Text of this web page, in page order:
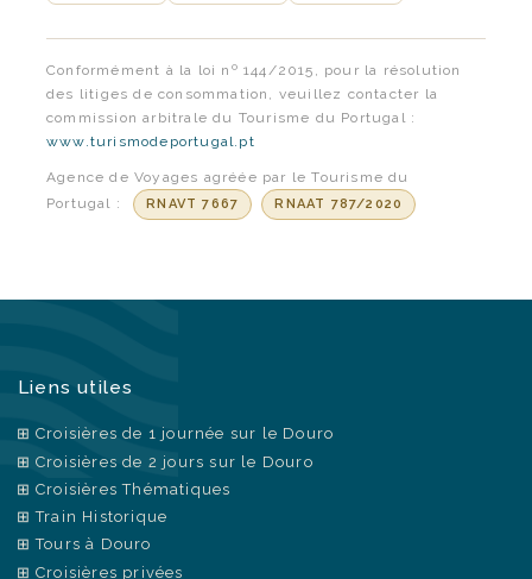
Conformément à la loi nº 144/2015, pour la résolution
des litiges de consommation, veuillez contacter la
commission arbitrale du Tourisme du Portugal :
www.turismodeportugal.pt
Agence de Voyages agréée par le Tourisme du
Portugal :
RNAVT 7667 RNAAT 787/2020
Liens utiles
Croisières de 1 journée sur le Douro
Croisières de 2 jours sur le Douro
Croisières Thématiques
Train Historique
Tours à Douro
Croisières privées